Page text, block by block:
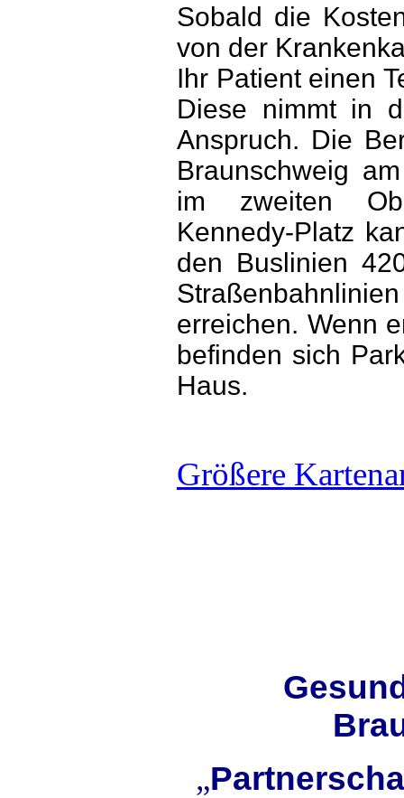
Sobald die
von der
Ihr Patient einen
Diese nimmt in
Anspruch. Die
Braunschweig
im zweiten
Kennedy-Platz
den Buslinien
erreichen. Wenn
befinden sich
Haus.
Größere
„